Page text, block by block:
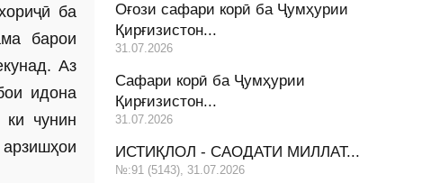
ба
барои
Аз
идона
чунин
Оғози сафари корӣ ба Ҷумҳурии
Қирғизистон...
31.07.2026
Сафари корӣ ба Ҷумҳурии
Қирғизистон...
31.07.2026
ИСТИҚЛОЛ - САОДАТИ МИЛЛАТ...
№:91 (5143), 31.07.2026